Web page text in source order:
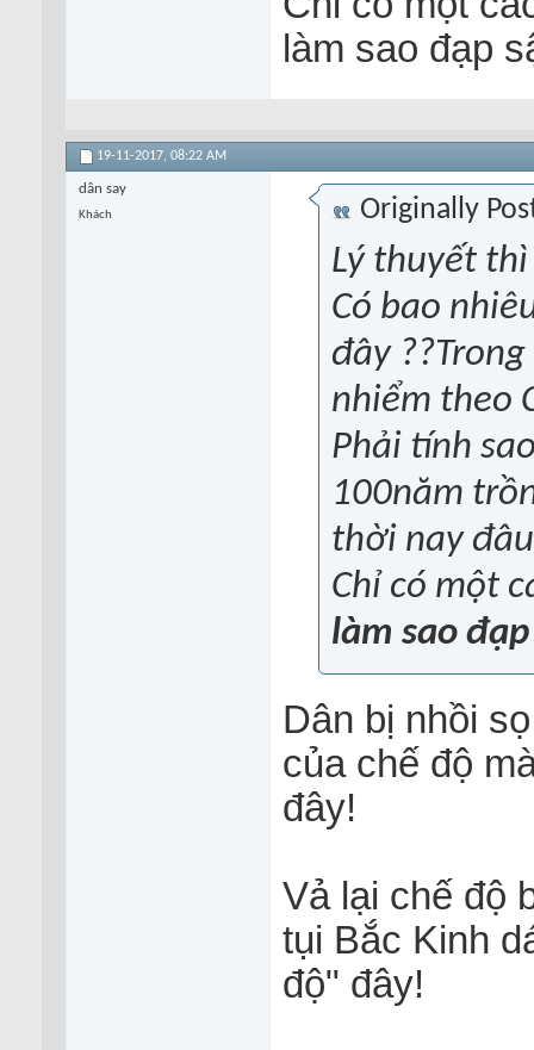
làm sao đạp
19-11-2017, 08:22 AM
dân say
Khách Originally
Lý thuyết
Có bao
đây
nhiểm theo
Phải tính
100năm
thời nay
Chỉ có một
làm sao
Dân bị nhồi
của chế độ
đây!
Vả lại chế độ
tụi Bắc Kinh
độ" đây!